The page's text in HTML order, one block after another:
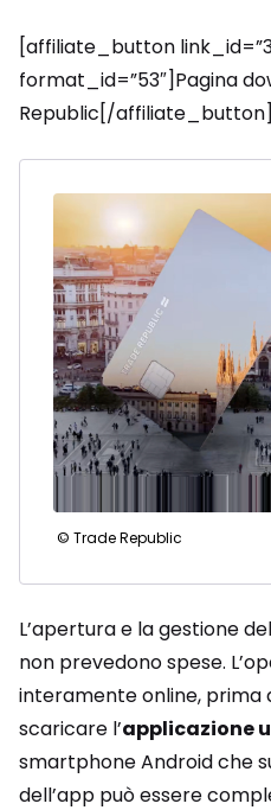
[affiliate_button
format_id=”53″]Pagina
Republic[/affiliate_button]
© Trade Republic
L’apertura e la gestione
non prevedono spese.
interamente online, prima
scaricare l’applicazione
smartphone Android che
dell’app può essere